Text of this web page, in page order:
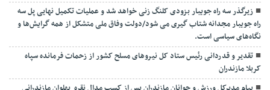
زیرگذر سه راه جویبار بزودی کلنگ زنی خواهد شد و عملیات تکمیل نهایی پل سه
راه جویبار مجدانه شتاب گیری می شود/دولت وفاق ملی متشکل از همه گرایش‌ها و
نگاه‌های سیاسی است.
تقدیر و قدردانی رئیس ستاد کل نیرو‌های مسلح کشور از زحمات فرمانده سپاه
کربلا مازندران